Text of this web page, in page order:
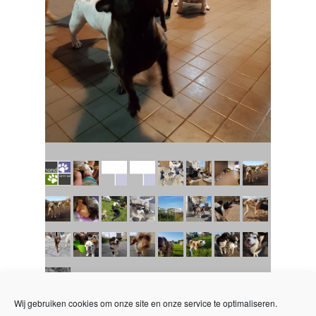
Wij gebruiken cookies om onze site en onze service te optimaliseren.